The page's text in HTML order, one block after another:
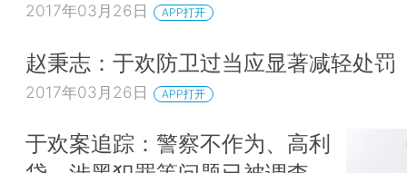
2017年03月26日 APP打开
赵秉志：于欢防卫过当应显著减轻处罚
2017年03月26日 APP打开
于欢案追踪：警察不作为、高利